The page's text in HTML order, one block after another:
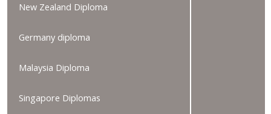
New Zealand Diploma
Germany diploma
Malaysia Diploma
Singapore Diplomas